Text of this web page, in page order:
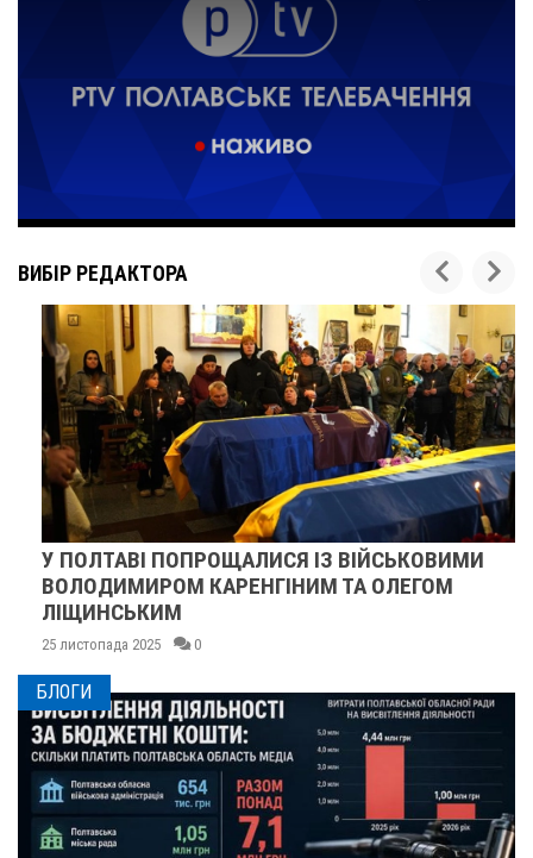
ВИБІР РЕДАКТОРА
У ПОЛТАВІ ПОПРОЩАЛИСЯ ІЗ ВІЙСЬКОВИМИ
ВОЛОДИМИРОМ КАРЕНГІНИМ ТА ОЛЕГОМ
ЛІЩИНСЬКИМ
25 листопада 2025 0
БЛОГИ